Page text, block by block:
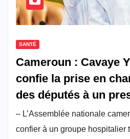
SANTÉ
Cameroun : Cavaye
confie la prise en
des députés à un
– L’Assemblée nationale
confier à un groupe hospitalier